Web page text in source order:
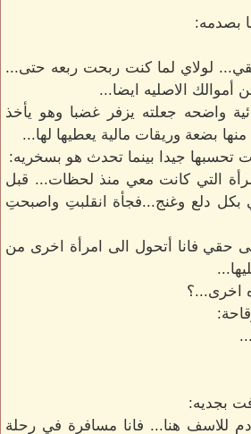
بصدمه:
لولاي لما كنت ربحت ربعه حتى...
الاصليه ايضا...
واضحه جعلته يزفر غضبا وهو يأخذ
بضعة وريقات مالية يعطيها لها...
تحسبها جيدا بينما تحدث هو بسخريه:
التي كانت معي منذ لحظات... قبل
بكل دلع وغنج...فجأة انقلبتِ واصبحتِ
حقي فانا أتحول الى امرأة اخرى من
اخرى...؟
بجديه:
للاسف هنا... فانا مسافرة في رحلة